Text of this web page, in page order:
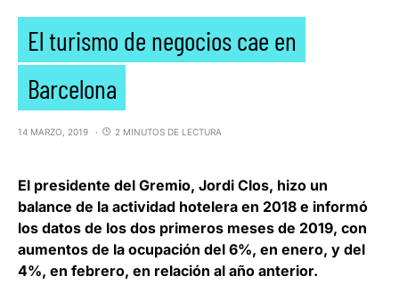
El turismo de negocios cae en
Barcelona
14 MARZO, 2019 2 MINUTOS DE LECTURA
El presidente del Gremio, Jordi Clos, hizo un
balance de la actividad hotelera en 2018 e informó
los datos de los dos primeros meses de 2019, con
aumentos de la ocupación del 6%, en enero, y del
4%, en febrero, en relación al año anterior.